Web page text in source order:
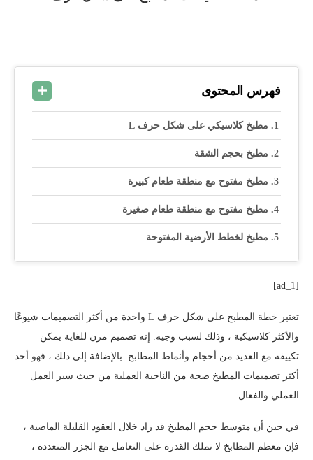
فهرس المحتوى
مطبخ كلاسيكي على شكل حرف L
مطبخ بحجم الشقة
مطبخ مفتوح مع منطقة طعام كبيرة
مطبخ مفتوح مع منطقة طعام صغيرة
مطبخ لخطط الأرضية المفتوحة
[ad_1]
تعتبر خطة المطبخ على شكل حرف L واحدة من أكثر التصميمات شيوعًا
والأكثر كلاسيكية ، وذلك لسبب وجيه. إنه تصميم مرن للغاية يمكن
تكييفه مع العديد من أحجام وأنماط المطابخ. بالإضافة إلى ذلك ، فهو أحد
أكثر تصميمات المطبخ صحة من الناحية العملية من حيث سير العمل
العملي والفعال.
في حين أن متوسط ​​حجم المطبخ قد زاد خلال العقود القليلة الماضية ،
فإن معظم المطابخ لا تملك القدرة على التعامل مع الجزر المتعددة ،